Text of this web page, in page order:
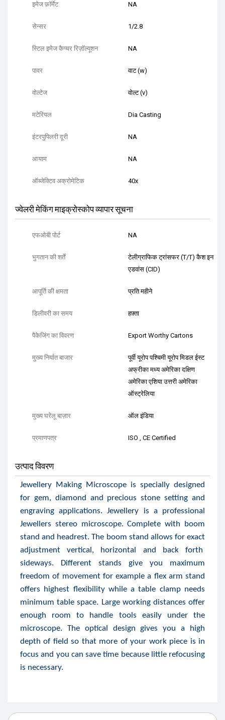
इमेज फ़ॉर्मेट NA
सेन्सर 1/2.8
स्टिल इमेज कैप्चर रिज़ॉल्यूशन NA
पावर वाट (w)
वोल्टेज वोल्ट (v)
मटेरियल Dia Casting
इंटरपुपिलरी दूरी NA
आयाम NA
ऑब्जेक्टिव अक्रोमेटिक 40x
ज्वेलरी मेकिंग माइक्रोस्कोप व्यापार सूचना
एफओबी पोर्ट NA
भुगतान की शर्तें
टेलीग्राफिक ट्रांसफर (T/T) कैश इन
एडवांस (CID)
आपूर्ति की क्षमता प्रति महीने
डिलीवरी का समय हफ़्ता
पैकेजिंग का विवरण Export Worthy Cartons
मुख्य निर्यात बाजार
पूर्वी यूरोप पश्चिमी यूरोप मिडल ईस्ट
अफ्रीका मध्य अमेरिका दक्षिण
अमेरिका एशिया उत्तरी अमेरिका
ऑस्ट्रेलिया
मुख्य घरेलू बाज़ार ऑल इंडिया
प्रमाणपत्र ISO , CE Certified
उत्पाद विवरण
Jewellery Making Microscope is specially designed
for gem, diamond and precious stone setting and
engraving applications. Jewellery is a professional
Jewellers stereo microscope. Complete with boom
stand and headrest. The boom stand allows for exact
adjustment vertical, horizontal and back forth
sideways. Different stands give you maximum
freedom of movement for example a flex arm stand
offers highest flexibility while a table clamp needs
minimum table space. Large working distances offer
enough room to handle tools easily under the
microscope. The optical design gives you a high
depth of field so that more of your work piece is in
focus and you can save time because little refocusing
is necessary.